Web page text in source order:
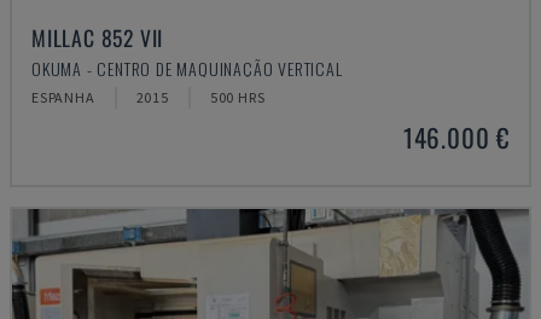
MILLAC 852 VII
OKUMA - CENTRO DE MAQUINAÇÃO VERTICAL
ESPANHA 2015 500 HRS
146.000 €